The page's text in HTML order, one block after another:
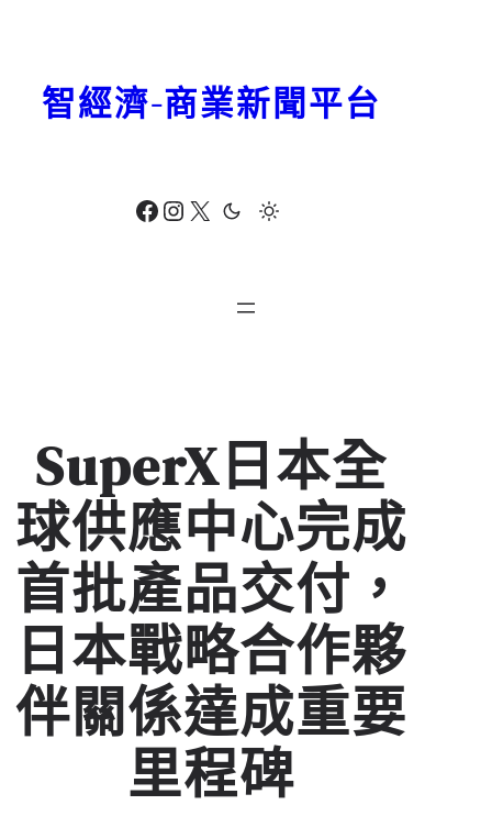
Facebook Instagram X
智經濟-商業新聞平台
SuperX日本全
球供應中心完成
首批產品交付，
日本戰略合作夥
伴關係達成重要
里程碑